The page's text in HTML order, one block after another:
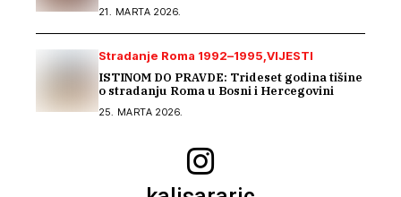
21. MARTA 2026.
Stradanje Roma 1992–1995 VIJESTI
ISTINOM DO PRAVDE: Trideset godina tišine
o stradanju Roma u Bosni i Hercegovini
25. MARTA 2026.